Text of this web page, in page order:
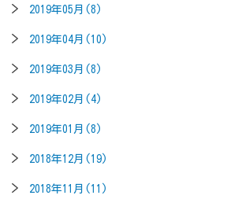
2019年05月(8)
2019年04月(10)
2019年03月(8)
2019年02月(4)
2019年01月(8)
2018年12月(19)
2018年11月(11)